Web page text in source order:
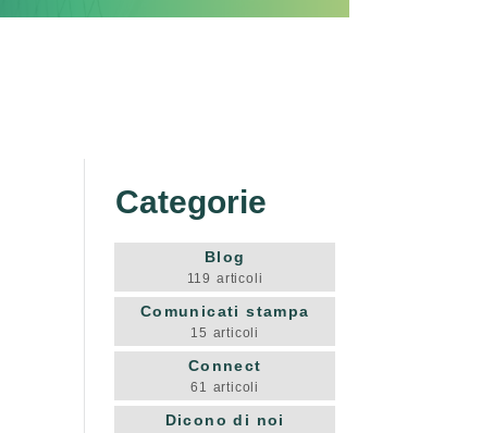
Categorie
Blog
119 articoli
Comunicati stampa
15 articoli
Connect
61 articoli
Dicono di noi